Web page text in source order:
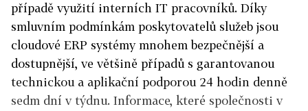
případě využití interních IT pracovníků. Díky
smluvním podmínkám poskytovatelů služeb jsou
cloudové ERP systémy mnohem bezpečnější a
dostupnější, ve většině případů s garantovanou
technickou a aplikační podporou 24 hodin denně
sedm dní v týdnu. Informace, které společnosti v